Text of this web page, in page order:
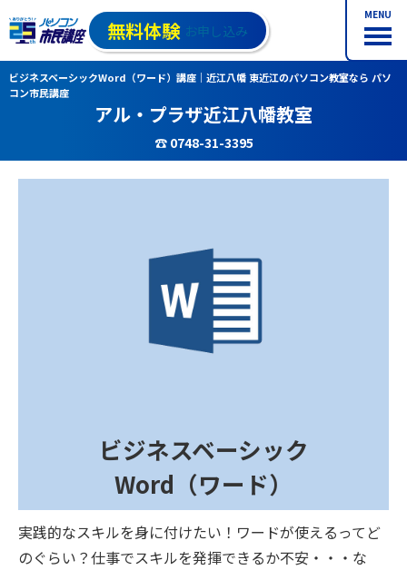
MENU
無料体験 お申し込み
ビジネスベーシックWord（ワード）講座｜近江八幡 東近江のパソコン教室なら パソ
コン市民講座
アル・プラザ近江八幡教室
☎ 0748-31-3395
ビジネスベーシック
Word（ワード）
実践的なスキルを身に付けたい！ワードが使えるってど
のぐらい？仕事でスキルを発揮できるか不安・・・な